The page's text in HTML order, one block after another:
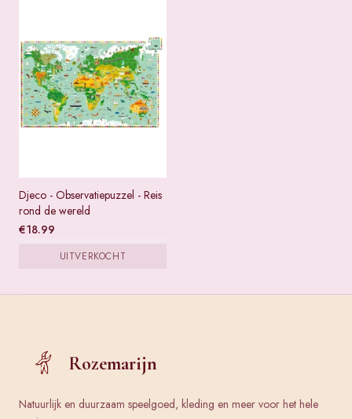
Djeco - Observatiepuzzel - Reis
rond de wereld
€18.99
UITVERKOCHT
Rozemarijn
Natuurlijk en duurzaam speelgoed, kleding en meer voor het hele